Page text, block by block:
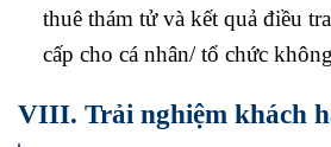
thuê thám tử và kết quả điều
cấp cho cá nhân/ tổ chức
VIII. Trải nghiệm khách